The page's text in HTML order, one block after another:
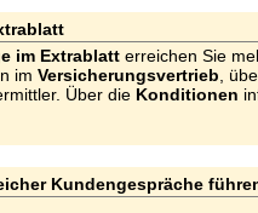
im Extrablatt erreichen Sie
im Versicherungsvertrieb ,
Über die Konditionen
Kundengespräche